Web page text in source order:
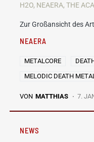
H2O, NEAERA, THE
Zur Großansicht des
NEAERA
METALCORE
MELODIC DEATH METAL
VON MATTHIAS 7.
NEWS